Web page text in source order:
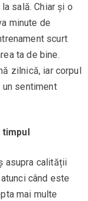
sală. Chiar și o
minute de
scurt
ta de bine.
zilnică, iar corpul
sentiment
timpul
asupra calității
când este
mai multe